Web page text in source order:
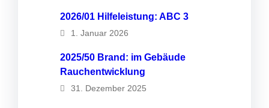
2026/01 Hilfeleistung: ABC 3
1. Januar 2026
2025/50 Brand: im Gebäude
Rauchentwicklung
31. Dezember 2025